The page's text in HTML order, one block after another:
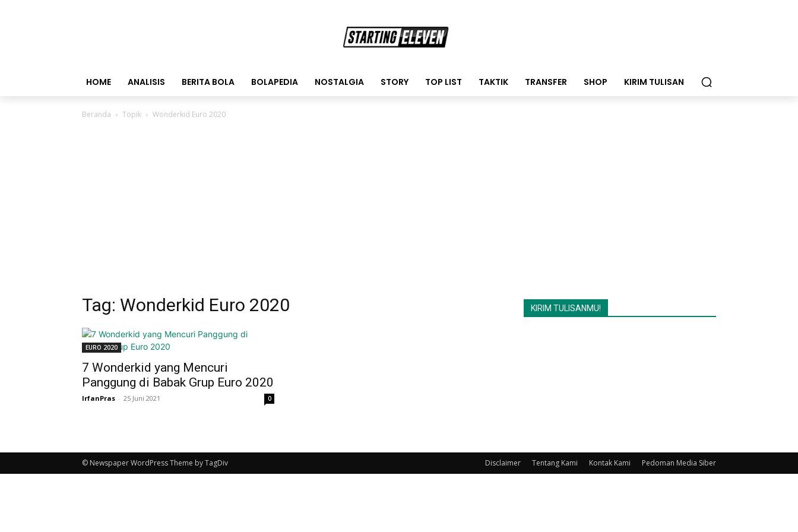
HOME ANALISIS BERITA BOLA BOLAPEDIA NOSTALGIA STORY TOP LIST TAKTIK TRANSFER SHOP KIRIM TULISAN
Beranda Topik Wonderkid Euro 2020
Tag: Wonderkid Euro 2020
EURO 2020
7 Wonderkid yang Mencuri
Panggung di Babak Grup Euro 2020
IrfanPras - 25 Juni 2021 0
KIRIM TULISANMU!
Disclaimer Tentang Kami Kontak Kami Pedoman Media Siber
© Newspaper WordPress Theme by TagDiv